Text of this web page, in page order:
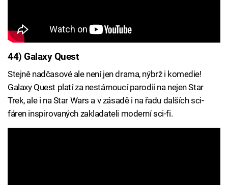
44) Galaxy Quest
Stejně nadčasové ale není jen drama, nýbrž i komedie!
Galaxy Quest platí za nestárnoucí parodii na nejen Star
Trek, ale i na Star Wars a v zásadě i na řadu dalších sci-
fáren inspirovaných zakladateli moderní sci-fi.